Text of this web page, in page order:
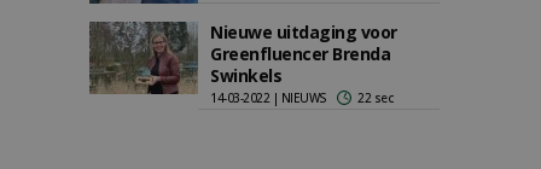
Nieuwe uitdaging voor
Greenfluencer Brenda
Swinkels
14-03-2022 | NIEUWS 22 sec